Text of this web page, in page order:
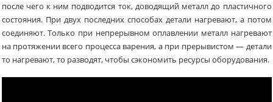
после чего к ним подводится ток, доводящий металл до пластичного
состояния. При двух последних способах детали нагревают, а потом
соединяют. Только при непрерывном оплавлении металл нагревают
на протяжении всего процесса варения, а при прерывистом — детали
то нагревают, то разводят, чтобы сэкономить ресурсы оборудования.